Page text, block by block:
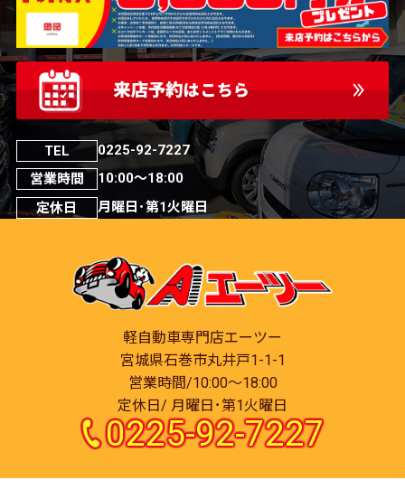
TEL
0225-92-7227
営業時間
10:00～18:00
定休日
月曜日･第1火曜日
軽自動車専門店エーツー
宮城県石巻市丸井戸1-1-1
営業時間/10:00～18:00
定休日/ 月曜日･第1火曜日
0225-92-7227